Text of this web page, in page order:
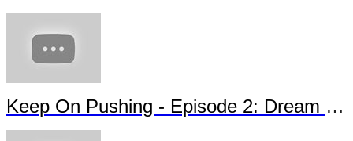
Keep On Pushing - Episode 2: Dream of Jamaica